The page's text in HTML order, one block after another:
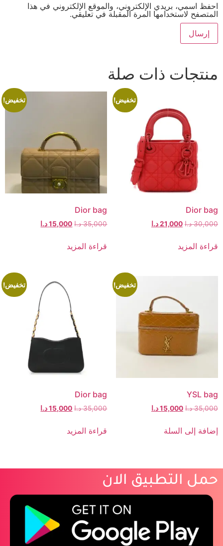
احفظ اسمي، بريدي الإلكتروني، والموقع الإلكتروني في هذا
المتصفح لاستخدامها المرة المقبلة في تعليقي.
منتجات ذات صلة
تخفيض!
Dior bag
30,000 د.ا 21,000د.ا
قراءة المزيد
تخفيض!
Dior bag
35,000 د.ا 15,000 د.ا
قراءة المزيد
تخفيض!
YSL bag
35,000 د.ا 15,000د.ا
إضافة إلى السلة
تخفيض!
Dior bag
35,000 د.ا 15,000 د.ا
قراءة المزيد
حمل التطبيق الان